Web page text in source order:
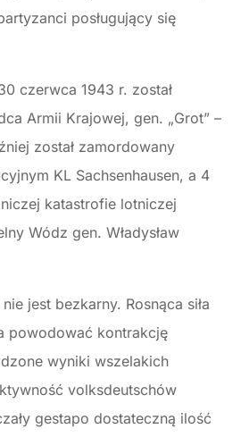
posługujący się
czerwca 1943 r. został
Armii Krajowej, gen. „Grot” –
został zamordowany
KL Sachsenhausen, a 4
katastrofie lotniczej
Wódz gen. Władysław
jest bezkarny. Rosnąca siła
powodować kontrakcję
wyniki wszelakich
volksdeutschów
gestapo dostateczną ilość